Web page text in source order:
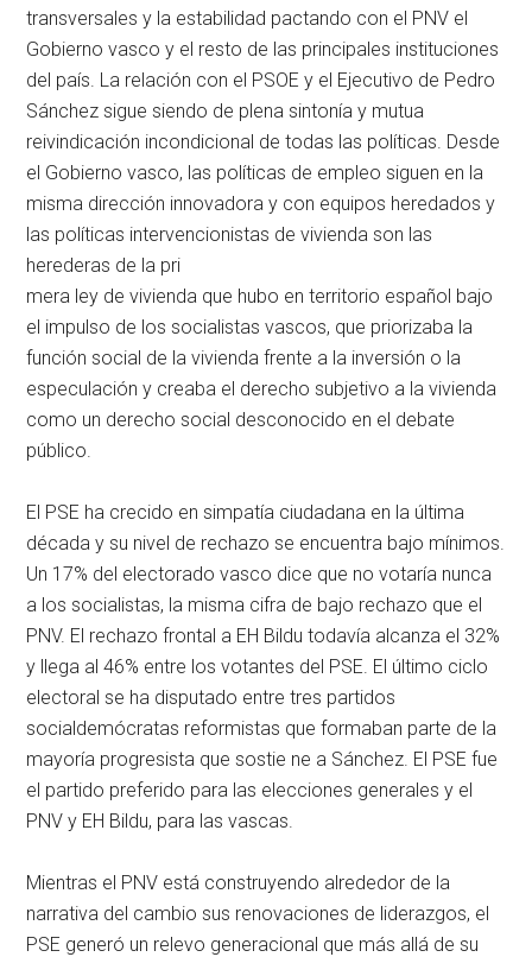
transversales y la estabilidad pactando con el PNV el
Gobierno vasco y el resto de las principales instituciones
del país. La relación con el PSOE y el Ejecutivo de Pedro
Sánchez sigue siendo de plena sintonía y mutua
reivindicación incondicional de todas las políticas. Desde
el Gobierno vasco, las políticas de empleo siguen en la
misma dirección innovadora y con equipos heredados y
las políticas intervencionistas de vivienda son las
herederas de la pri
mera ley de vivienda que hubo en territorio español bajo
el impulso de los socialistas vascos, que priorizaba la
función social de la vivienda frente a la inversión o la
especulación y creaba el derecho subjetivo a la vivienda
como un derecho social desconocido en el debate
público.
El PSE ha crecido en simpatía ciudadana en la última
década y su nivel de rechazo se encuentra bajo mínimos.
Un 17% del electorado vasco dice que no votaría nunca
a los socialistas, la misma cifra de bajo rechazo que el
PNV. El rechazo frontal a EH Bildu todavía alcanza el 32%
y llega al 46% entre los votantes del PSE. El último ciclo
electoral se ha disputado entre tres partidos
socialdemócratas reformistas que formaban parte de la
mayoría progresista que sostie ne a Sánchez. El PSE fue
el partido preferido para las elecciones generales y el
PNV y EH Bildu, para las vascas.
Mientras el PNV está construyendo alrededor de la
narrativa del cambio sus renovaciones de liderazgos, el
PSE generó un relevo generacional que más allá de su